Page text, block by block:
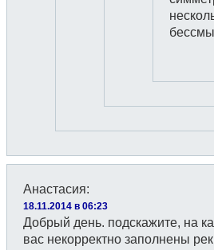
Анастасия:
18.11.2014 в 06:23
Добрый день. подскажите, на
вас некорректно заполнены